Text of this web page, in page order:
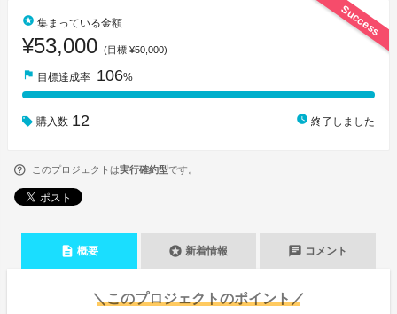
Success
stars 集まっている金額
¥53,000 (目標 ¥50,000)
flag 目標達成率 106%
購入数 12 watch_later 終了しました
このプロジェクトは実行確約型です。
description 概要 stars 新着情報 chat コメント
＼このプロジェクトのポイント／